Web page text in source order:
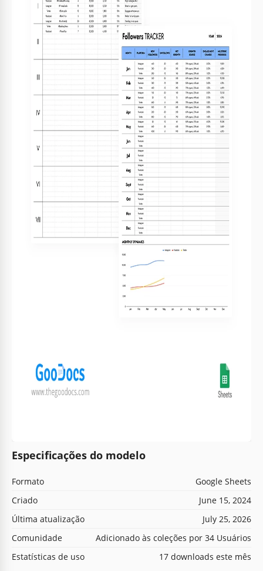
Especificações do modelo
Formato
Google Sheets
Criado
June 15, 2024
Última atualização
July 25, 2026
Comunidade
Adicionado às coleções por 34 Usuários
Estatísticas de uso
17 downloads este mês